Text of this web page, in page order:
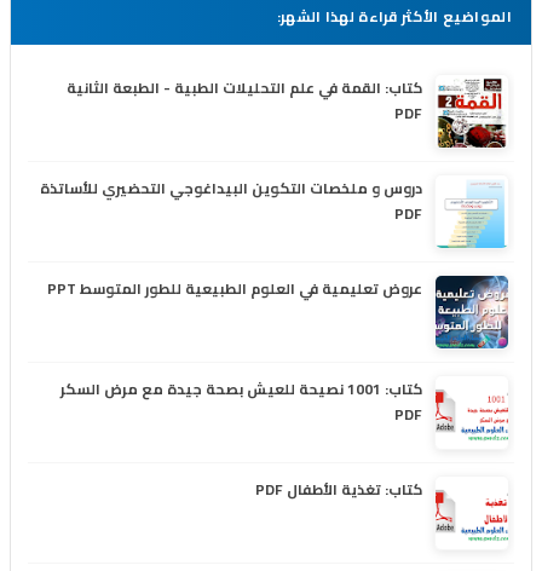
المواضيع الأكثر قراءة لهذا الشهر:
كتاب: القمة في علم التحليلات الطبية - الطبعة الثانية
PDF
دروس و ملخصات التكوين البيداغوجي التحضيري للأساتذة
PDF
عروض تعليمية في العلوم الطبيعية للطور المتوسط PPT
كتاب: 1001 نصيحة للعيش بصحة جيدة مع مرض السكر
PDF
كتاب: تغذية الأطفال PDF